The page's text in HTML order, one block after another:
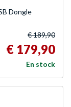
Dongle
€ 189,90
€ 179,90
En stock